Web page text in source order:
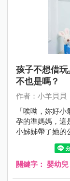
孩子不想借玩
不也是嗎？
作者：小羊貝貝
「唉呦，妳好
孕的準媽媽，這
小姊姊帶了她的
子也想玩，小
這位不關她事
玩一下嘛！」
關鍵字： 嬰幼兒